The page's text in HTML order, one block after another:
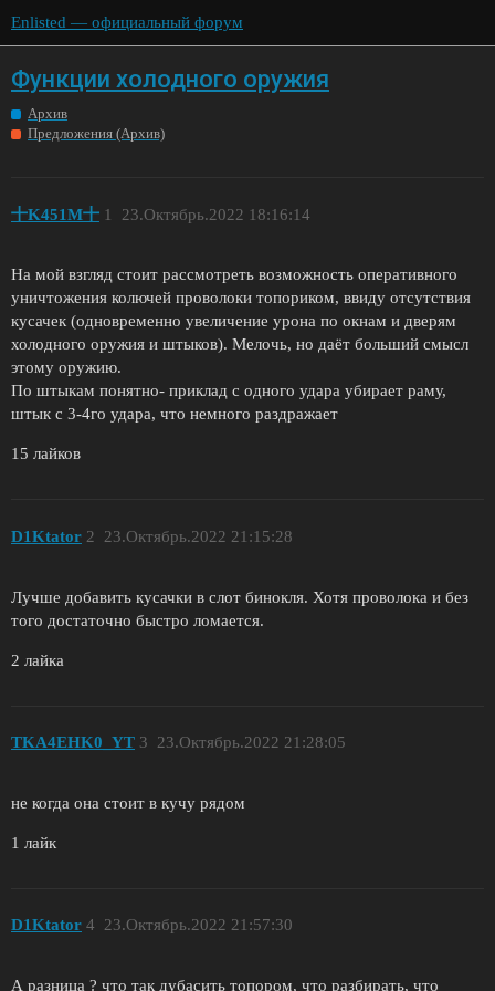
Enlisted — официальный форум
Функции холодного оружия
Архив
Предложения (Архив)
十K451M十 23.Октябрь.2022 18:16:14
1
На мой взгляд стоит рассмотреть возможность оперативного
уничтожения колючей проволоки топориком, ввиду отсутствия
кусачек (одновременно увеличение урона по окнам и дверям
холодного оружия и штыков). Мелочь, но даёт больший смысл
этому оружию.
По штыкам понятно- приклад с одного удара убирает раму,
штык с 3-4го удара, что немного раздражает
15 лайков
D1Ktator 23.Октябрь.2022 21:15:28
2
Лучше добавить кусачки в слот бинокля. Хотя проволока и без
того достаточно быстро ломается.
2 лайка
TKA4EHK0_YT 23.Октябрь.2022 21:28:05
3
не когда она стоит в кучу рядом
1 лайк
D1Ktator 23.Октябрь.2022 21:57:30
4
А разница ? что так дубасить топором, что разбирать, что